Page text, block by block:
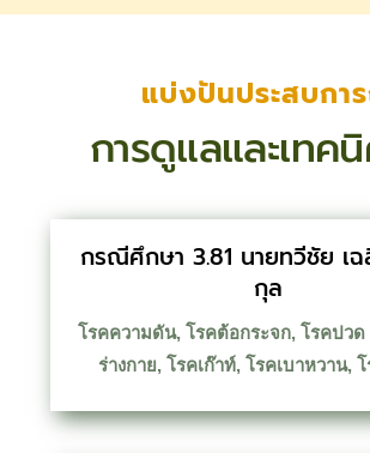
แบ่งปันประสบกา
การดูแลและเทค
กรณีศึกษา 3.81 นายทวีชัย เ
กุล
โรคความดัน, โรคต้อกระจก, โรคปวด
ร่างกาย, โรคเก๊าท์, โรคเบาหวาน,